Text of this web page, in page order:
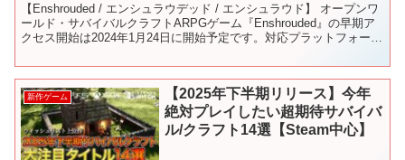
【Enshrouded / エンシュラウデッド / エンシュラウド】 オープンワ
ールド・サバイバルクラフトARPGゲーム『Enshrouded』の早期ア
クセス開始は2024年1月24日に開始予定です。対応プラットフォーム
新作ゲーム
【2025年下半期リリース】今年
絶対プレイしたい超期待サバイバ
ル/クラフト14選【Steam中心】